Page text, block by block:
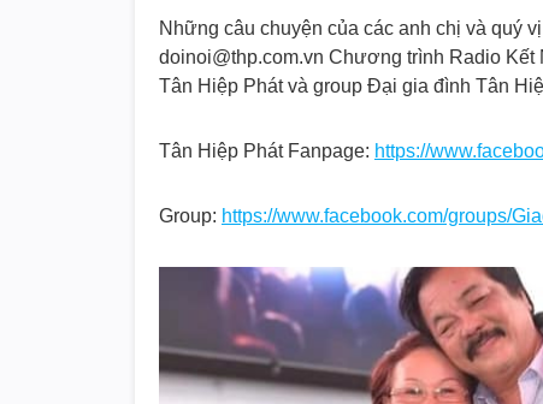
Những câu chuyện của các anh chị và quý
doinoi@thp.com.vn Chương trình Radio
Tân Hiệp Phát và group Đại gia đình Tân
Tân Hiệp Phát Fanpage: https://
Group: https://www.facebook.com/groups/